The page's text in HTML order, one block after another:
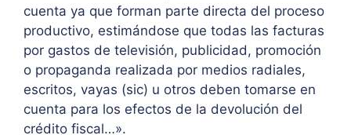
cuenta ya que forman parte directa del proceso
productivo, estimándose que todas las facturas
por gastos de televisión, publicidad, promoción
o propaganda realizada por medios radiales,
escritos, vayas (sic) u otros deben tomarse en
cuenta para los efectos de la devolución del
crédito fiscal…».